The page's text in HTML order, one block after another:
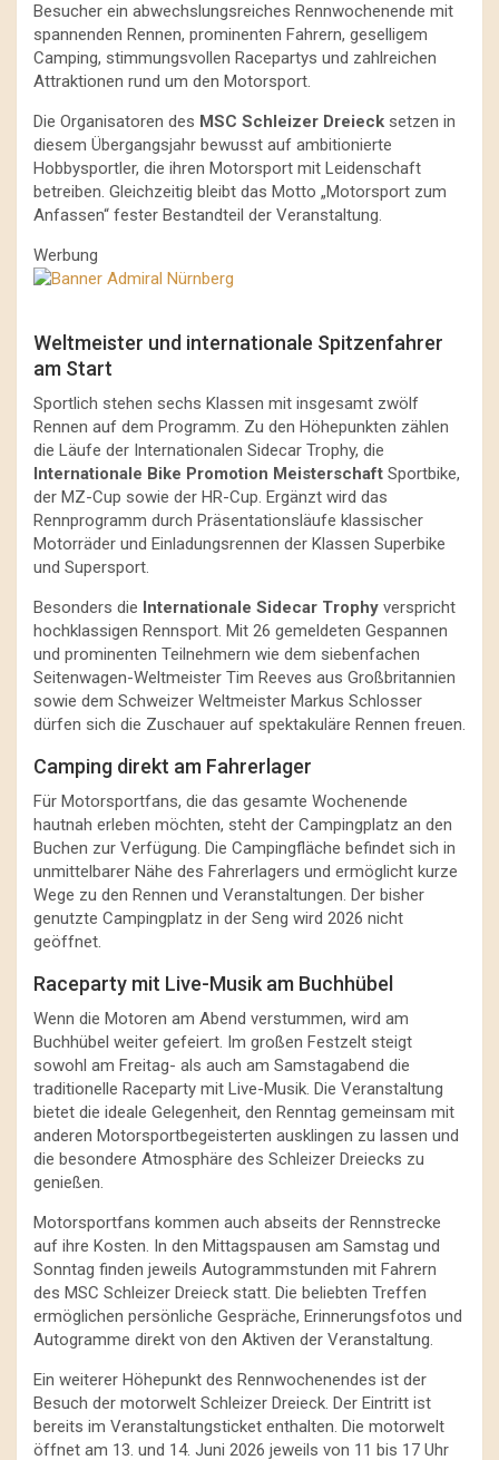
Besucher ein abwechslungsreiches Rennwochenende mit
spannenden Rennen, prominenten Fahrern, geselligem
Camping, stimmungsvollen Racepartys und zahlreichen
Attraktionen rund um den Motorsport.
Die Organisatoren des MSC Schleizer Dreieck setzen in
diesem Übergangsjahr bewusst auf ambitionierte
Hobbysportler, die ihren Motorsport mit Leidenschaft
betreiben. Gleichzeitig bleibt das Motto „Motorsport zum
Anfassen“ fester Bestandteil der Veranstaltung.
Werbung
Weltmeister und internationale Spitzenfahrer
am Start
Sportlich stehen sechs Klassen mit insgesamt zwölf
Rennen auf dem Programm. Zu den Höhepunkten zählen
die Läufe der Internationalen Sidecar Trophy, die
Internationale Bike Promotion Meisterschaft Sportbike,
der MZ-Cup sowie der HR-Cup. Ergänzt wird das
Rennprogramm durch Präsentationsläufe klassischer
Motorräder und Einladungsrennen der Klassen Superbike
und Supersport.
Besonders die Internationale Sidecar Trophy verspricht
hochklassigen Rennsport. Mit 26 gemeldeten Gespannen
und prominenten Teilnehmern wie dem siebenfachen
Seitenwagen-Weltmeister Tim Reeves aus Großbritannien
sowie dem Schweizer Weltmeister Markus Schlosser
dürfen sich die Zuschauer auf spektakuläre Rennen freuen.
Camping direkt am Fahrerlager
Für Motorsportfans, die das gesamte Wochenende
hautnah erleben möchten, steht der Campingplatz an den
Buchen zur Verfügung. Die Campingfläche befindet sich in
unmittelbarer Nähe des Fahrerlagers und ermöglicht kurze
Wege zu den Rennen und Veranstaltungen. Der bisher
genutzte Campingplatz in der Seng wird 2026 nicht
geöffnet.
Raceparty mit Live-Musik am Buchhübel
Wenn die Motoren am Abend verstummen, wird am
Buchhübel weiter gefeiert. Im großen Festzelt steigt
sowohl am Freitag- als auch am Samstagabend die
traditionelle Raceparty mit Live-Musik. Die Veranstaltung
bietet die ideale Gelegenheit, den Renntag gemeinsam mit
anderen Motorsportbegeisterten ausklingen zu lassen und
die besondere Atmosphäre des Schleizer Dreiecks zu
genießen.
Motorsportfans kommen auch abseits der Rennstrecke
auf ihre Kosten. In den Mittagspausen am Samstag und
Sonntag finden jeweils Autogrammstunden mit Fahrern
des MSC Schleizer Dreieck statt. Die beliebten Treffen
ermöglichen persönliche Gespräche, Erinnerungsfotos und
Autogramme direkt von den Aktiven der Veranstaltung.
Ein weiterer Höhepunkt des Rennwochenendes ist der
Besuch der motorwelt Schleizer Dreieck. Der Eintritt ist
bereits im Veranstaltungsticket enthalten. Die motorwelt
öffnet am 13. und 14. Juni 2026 jeweils von 11 bis 17 Uhr